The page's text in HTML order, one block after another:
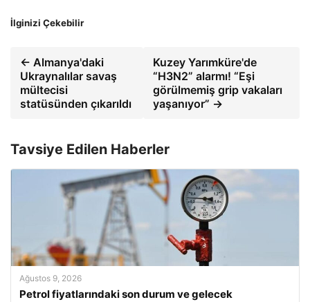
İlginizi Çekebilir
← Almanya'daki
Ukraynalılar savaş
mültecisi
statüsünden çıkarıldı
Kuzey Yarımküre'de
“H3N2” alarmı! “Eşi
görülmemiş grip vakaları
yaşanıyor” →
Tavsiye Edilen Haberler
Ağustos 9, 2026
Petrol fiyatlarındaki son durum ve gelecek